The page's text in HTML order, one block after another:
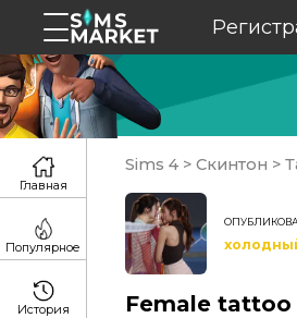
Sims 4 > Скинтон >
Female tattoo
Главная
Популярное
История